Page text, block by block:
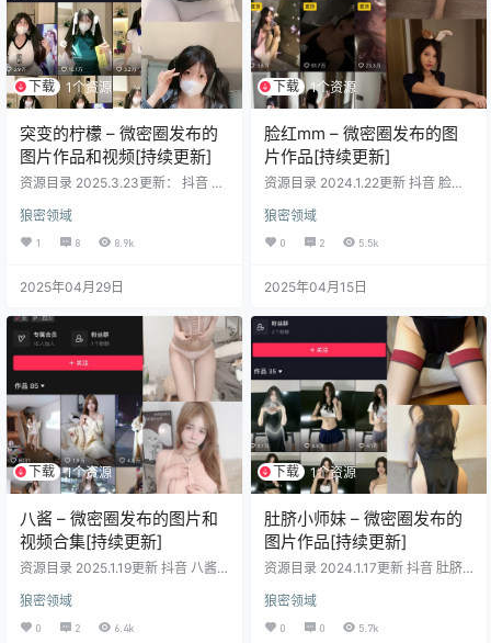
下载 1个资源
突变的柠檬 – 微密圈发布的
图片作品和视频[持续更新]
资源目录 2025.3.23更新： 抖音 突
抖音 突变的柠檬 微密圏 NO.051期
【25P】 抖音 突变的柠檬 微率圏 N
O.050期【28P】 抖音 突变的柠檬
变的柠檬 微密圏 NO.048期【34
7期【19P】 抖音 突变的柠檬 微率
圏 NO.046期【15P】 …
狼密领域
1 8 8.9k
2025年04月29日
下载 1个资源
脸红mm – 微密圈发布的图
片作品[持续更新]
资源目录 2024.1.22更新 抖音 脸红
图包目录 抖音 脸红mm 微密圈 NO.
001期 【59P】 抖音 脸红mm 微密
圈 NO.002期 【20P】 抖音 脸红m
音 脸红mm 微密圈 NO.004期 【32
【31P】 抖音 脸红mm 微密圈…
狼密领域
0 2 5.5k
2025年04月15日
下载 1个资源
八酱 – 微密圈发布的图片和
视频合集[持续更新]
资源目录 2025.1.19更新 抖音 八酱
八酱 微密圈 NO.029期 【8P12V】
抖音 八酱 微密圈 NO.025期 【28P1
9V】 抖音 八酱 微密圈 NO.024 期
狼密领域
0 2 6.4k
下载 1个资源
肚脐小师妹 – 微密圈发布的
图片作品[持续更新]
资源目录 2024.1.17更新 抖音 肚脐
音 肚脐小师妹 微密圈 NO.021期
【7P3V】 图包目录： 抖音 肚脐小
师妹 微密圈 NO.001期 【42P】 抖
狼密领域
0 0 5.7k